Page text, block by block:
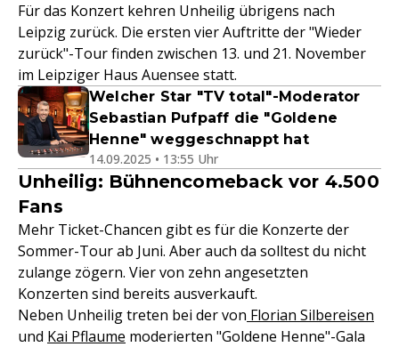
Für das Konzert kehren Unheilig übrigens nach
Leipzig zurück. Die ersten vier Auftritte der "Wieder
zurück"-Tour finden zwischen 13. und 21. November
im Leipziger Haus Auensee statt.
Welcher Star "TV total"-Moderator
Sebastian Pufpaff die "Goldene
Henne" weggeschnappt hat
14.09.2025 • 13:55 Uhr
Unheilig: Bühnencomeback vor 4.500
Fans
Mehr Ticket-Chancen gibt es für die Konzerte der
Sommer-Tour ab Juni. Aber auch da solltest du nicht
zulange zögern. Vier von zehn angesetzten
Konzerten sind bereits ausverkauft.
Neben Unheilig treten bei der von Florian Silbereisen
und Kai Pflaume moderierten "Goldene Henne"-Gala